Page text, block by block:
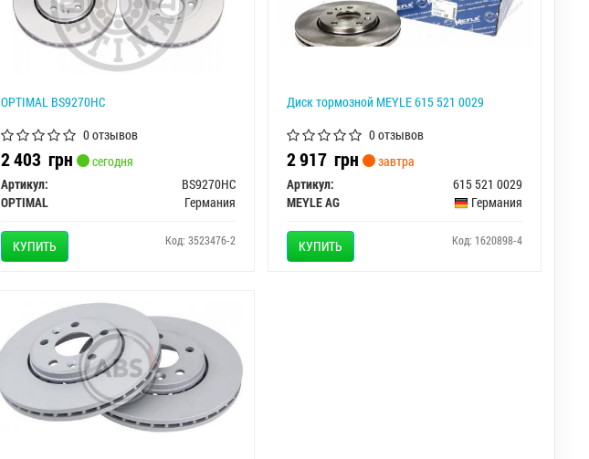
OPTIMAL BS9270HC
0 отзывов
2 403 грн
сегодня
Артикул:
BS9270HC
OPTIMAL
Германия
КУПИТЬ Код: 3523476-2
Диск тормозной MEYLE 615 521 0029
0 отзывов
2 917грн
завтра
Артикул:
615 521 0029
MEYLE AG
Германия
КУПИТЬ Код: 1620898-4